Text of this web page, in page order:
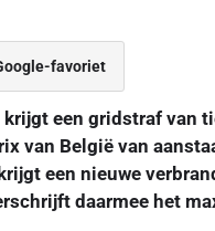
favoriet
krijgt een gridstraf van
van België van
een nieuwe
daarmee het